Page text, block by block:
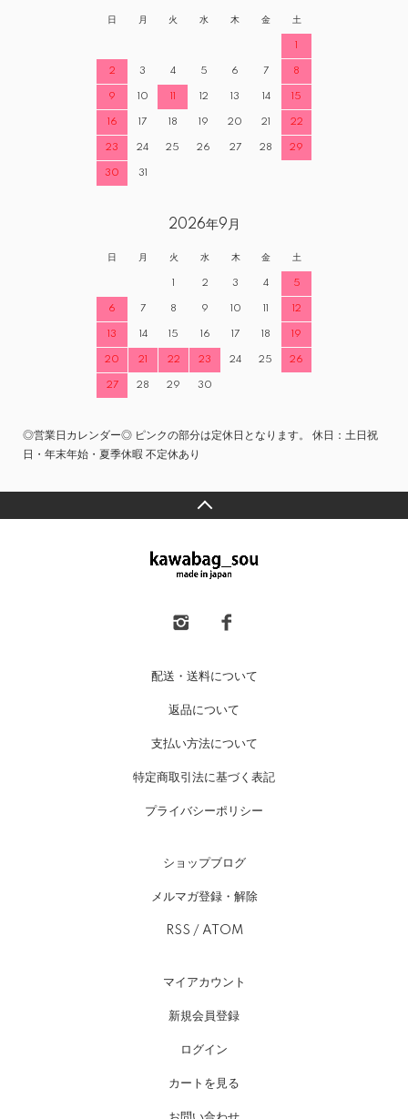
日 月 火 水 木 金 土
2 3 4 5 6 7 8
9 10 12 13 14 15
16 17 18 19 20 21 22
23 24 25 26 27 28 29
30 31
2026年9月
日 月 火 水 木 金 土
2 3 4 5
6 7 8 9 10 12
13 14 15 16 17 18 19
20 21 22 23 24 25 26
27 28 29 30
◎営業日カレンダー◎ ピンクの部分は定休日となります。 休日：土日祝
日・年末年始・夏季休暇 不定休あり
配送・送料について
返品について
支払い方法について
特定商取引法に基づく表記
プライバシーポリシー
ショップブログ
メルマガ登録・解除
RSS / ATOM
マイアカウント
新規会員登録
ログイン
カートを見る